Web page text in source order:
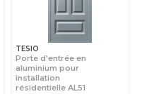
TESIO
Porte d'entrée en
aluminium pour
installation
résidentielle AL51